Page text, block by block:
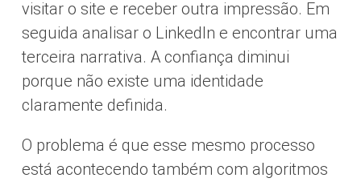
visitar o site e receber outra impressão. Em
seguida analisar o LinkedIn e encontrar uma
terceira narrativa. A confiança diminui
porque não existe uma identidade
claramente definida.
O problema é que esse mesmo processo
está acontecendo também com algoritmos